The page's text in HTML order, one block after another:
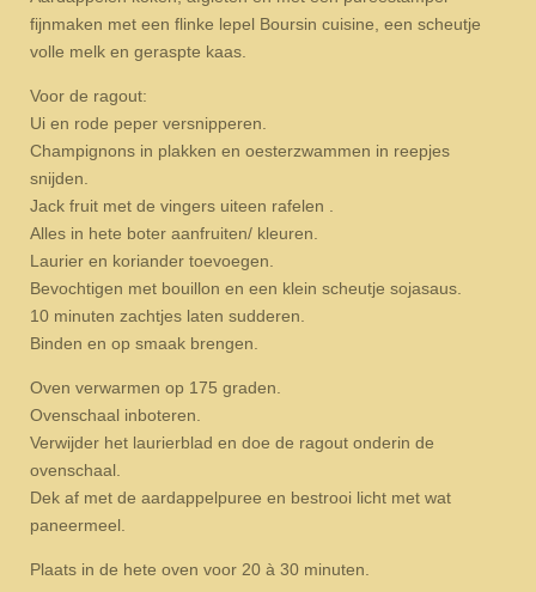
fijnmaken met een flinke lepel Boursin cuisine, een scheutje
volle melk en geraspte kaas.
Voor de ragout:
Ui en rode peper versnipperen.
Champignons in plakken en oesterzwammen in reepjes
snijden.
Jack fruit met de vingers uiteen rafelen .
Alles in hete boter aanfruiten/ kleuren.
Laurier en koriander toevoegen.
Bevochtigen met bouillon en een klein scheutje sojasaus.
10 minuten zachtjes laten sudderen.
Binden en op smaak brengen.
Oven verwarmen op 175 graden.
Ovenschaal inboteren.
Verwijder het laurierblad en doe de ragout onderin de
ovenschaal.
Dek af met de aardappelpuree en bestrooi licht met wat
paneermeel.
Plaats in de hete oven voor 20 à 30 minuten.